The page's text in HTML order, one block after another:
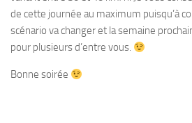
de cette journée au maximum puisqu’à
scénario va changer et la semaine
pour plusieurs d’entre vous.
Bonne soirée